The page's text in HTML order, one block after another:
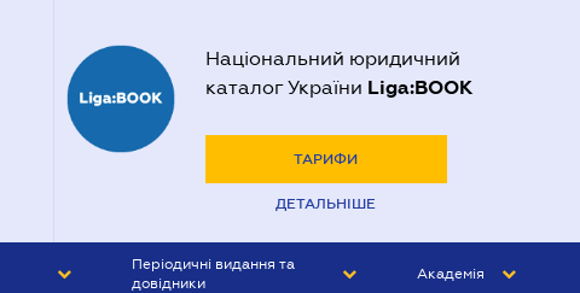
Національний юридичний
каталог України Liga:BOOK
ТАРИФИ
ДЕТАЛЬНІШЕ
Періодичні видання та
довідники
Академія